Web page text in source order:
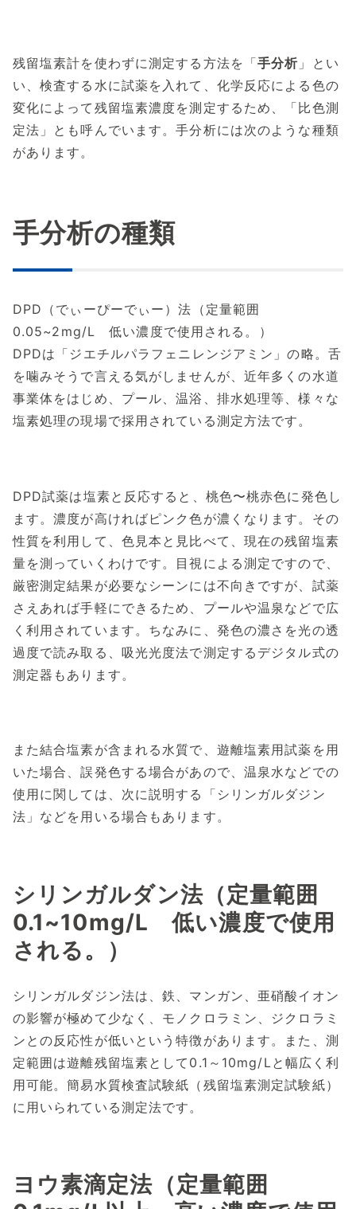
残留塩素計を使わずに測定する方法を「手分析 」とい
い、検査する水に試薬を入れて、化学反応による色の
変化によって残留塩素濃度を測定するため、「比色測
定法」とも呼んでいます。手分析には次のような種類
があります。
手分析の種類
DPD（でぃーぴーでぃー）法（定量範囲
0.05~2mg/L 低い濃度で使用される。）
DPDは「ジエチルパラフェニレンジアミン」の略。舌
を噛みそうで言える気がしませんが、近年多くの水道
事業体をはじめ、プール、温浴、排水処理等、様々な
塩素処理の現場で採用されている測定方法です。
DPD試薬は塩素と反応すると、桃色〜桃赤色に発色し
ます。濃度が高ければピンク色が濃くなります。その
性質を利用して、色見本と見比べて、現在の残留塩素
量を測っていくわけです。目視による測定ですので、
厳密測定結果が必要なシーンには不向きですが、試薬
さえあれば手軽にできるため、プールや温泉などで広
く利用されています。ちなみに、発色の濃さを光の透
過度で読み取る、吸光光度法で測定するデジタル式の
測定器もあります。
また結合塩素が含まれる水質で、遊離塩素用試薬を用
いた場合、誤発色する場合があので、温泉水などでの
使用に関しては、次に説明する「シリンガルダジン
法」などを用いる場合もあります。
シリンガルダン法（定量範囲
0.1~10mg/L 低い濃度で使用
される。）
シリンガルダジン法は、鉄、マンガン、亜硝酸イオン
の影響が極めて少なく、モノクロラミン、ジクロラミ
ンとの反応性が低いという特徴があります。また、測
定範囲は遊離残留塩素として0.1～10mg/Lと幅広く利
用可能。簡易水質検査試験紙（残留塩素測定試験紙）
に用いられている測定法です。
ヨウ素滴定法（定量範囲